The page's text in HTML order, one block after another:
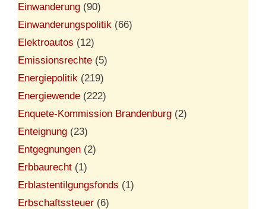
Einwanderung (90)
Einwanderungspolitik (66)
Elektroautos (12)
Emissionsrechte (5)
Energiepolitik (219)
Energiewende (222)
Enquete-Kommission Brandenburg (2)
Enteignung (23)
Entgegnungen (2)
Erbbaurecht (1)
Erblastentilgungsfonds (1)
Erbschaftssteuer (6)